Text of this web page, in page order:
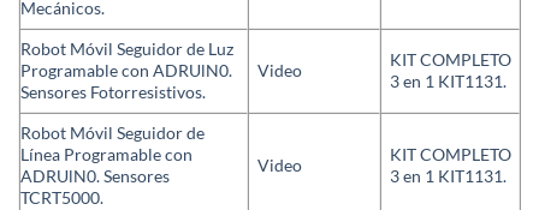
Mecánicos.
Robot Móvil Seguidor de Luz
Programable con ADRUlN0.
Sensores Fotorresistivos.
Video
KIT COMPLETO
3 en 1 KIT1131.
Robot Móvil Seguidor de
Línea Programable con
ADRUlN0. Sensores
TCRT5000.
Video
KIT COMPLETO
3 en 1 KIT1131.